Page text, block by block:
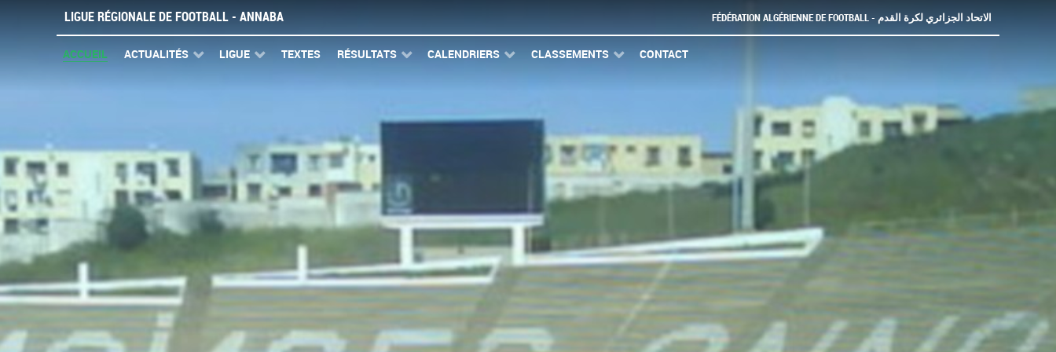
LIGUE RÉGIONALE DE FOOTBALL - ANNABA FÉDÉRATION ALGÉRIENNE DE FOOTBALL - الاتحاد الجزائري لكرة القدم
ACCUEIL ACTUALITÉS LIGUE TEXTES RÉSULTATS CALENDRIERS CLASSEMENTS CONTACT